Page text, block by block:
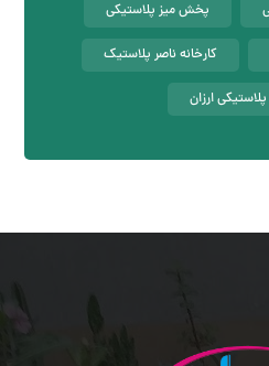
پخش میز پلاستیکی
کارخانه ناصر پلاستیک
ارزان